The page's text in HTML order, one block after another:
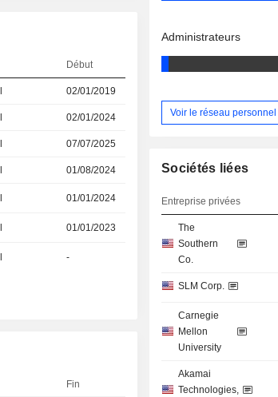
Début
02/01/2019
02/01/2024
07/07/2025
01/08/2024
01/01/2024
01/01/2023
-
Fin
Administrateurs
Voir le réseau personnel
Sociétés liées
Entreprise privées
The
Southern
Co.
SLM Corp.
Carnegie
Mellon
University
Akamai
Technologies,